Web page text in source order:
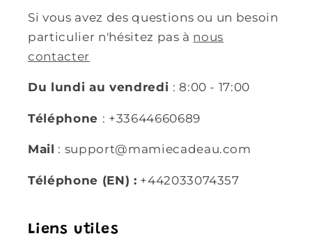
Si vous avez des questions ou un besoin
particulier n'hésitez pas à nous
contacter
Du lundi au vendredi : 8:00 - 17:00
Téléphone : +33644660689
Mail : support@mamiecadeau.com
Téléphone (EN) : +442033074357
Liens utiles